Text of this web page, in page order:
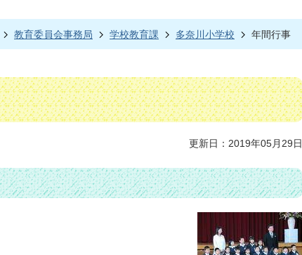
教育委員会事務局 学校教育課 多奈川小学校 年間行事
更新日：2019年05月29日